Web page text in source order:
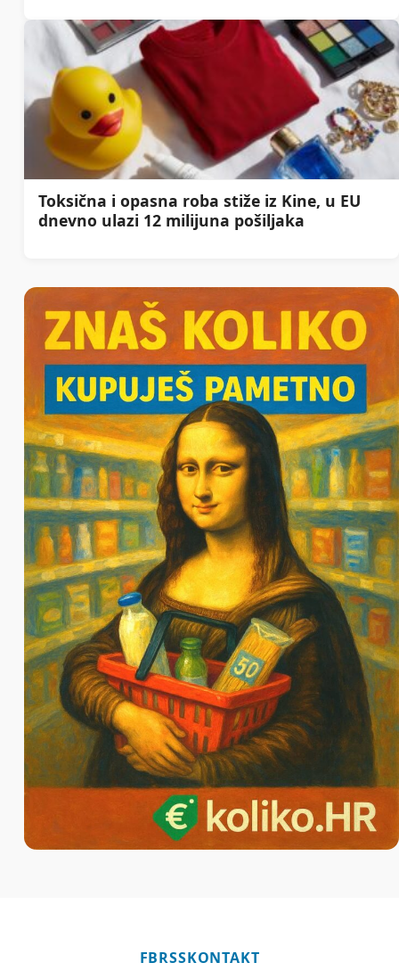
Toksična i opasna roba stiže iz Kine, u EU
dnevno ulazi 12 milijuna pošiljaka
FBRSSKONTAKT